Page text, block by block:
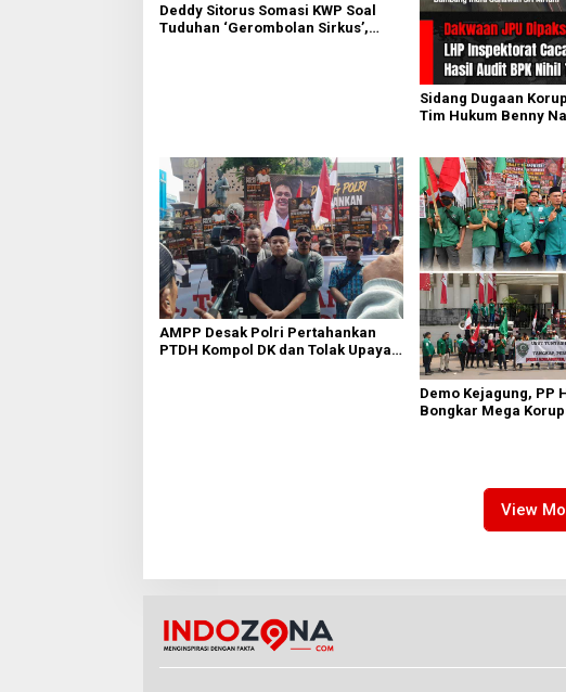
Deddy Sitorus Somasi KWP Soal
Tuduhan ‘Gerombolan Sirkus’,
Sidang Dugaan
Tim Hukum Benny
AMPP Desak Polri Pertahankan
PTDH Kompol DK dan Tolak Upaya
Demo Kejagung, PP
Bongkar Mega
View